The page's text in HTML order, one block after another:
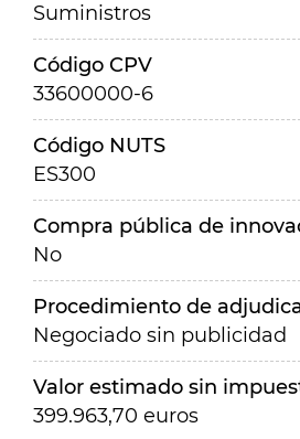
Suministros
Código CPV
33600000-6
Código NUTS
ES300
Compra pública de
No
Procedimiento de
Negociado sin publicidad
Valor estimado sin
399.963,70 euros